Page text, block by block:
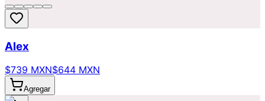
Alex
$739 MXN$644 MXN
Agregar